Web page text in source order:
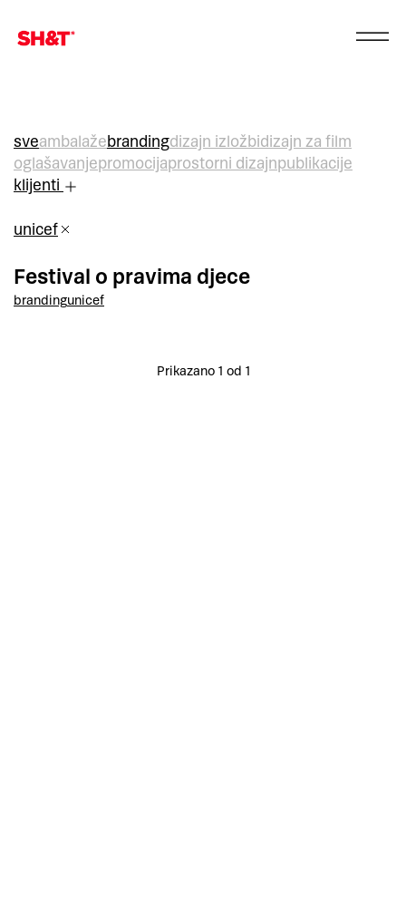
sveambalažebrandingdizajn izložbidizajn za film
oglašavanjepromocijaprostorni dizajnpublikacije
klijenti
unicef
Festival o pravima djece
brandingunicef
Prikazano 1 od 1